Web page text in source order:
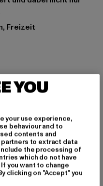
Freizeit
Baumwolle
|info@tbint.de
Ober-Ramstadt |
YOU
your use experience,
behaviour and to
contents and
to extract data
the processing of
which do not have
you want to change
clicking on "Accept" you